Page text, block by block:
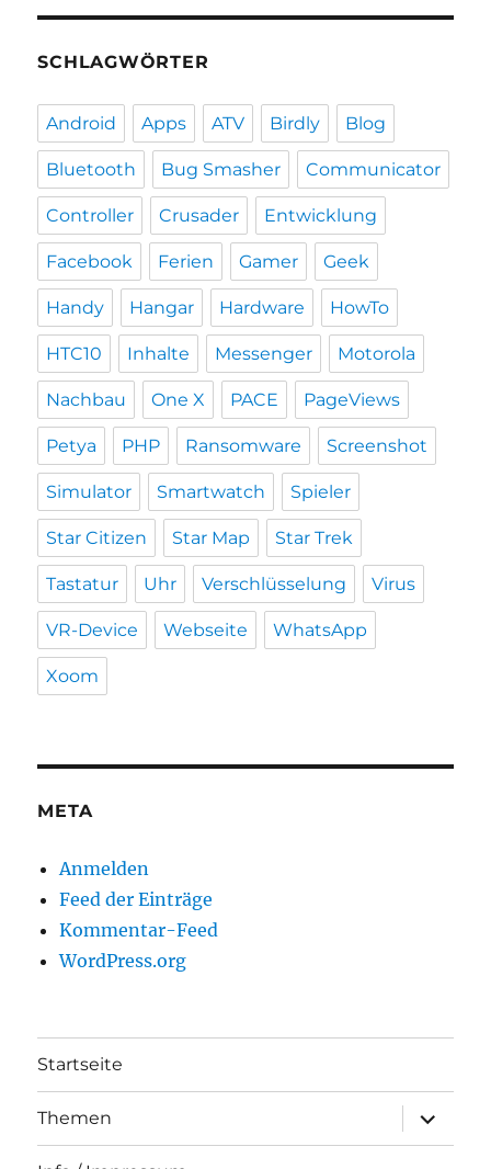
SCHLAGWÖRTER
Android Apps ATV Birdly Blog
Bluetooth Bug Smasher Communicator
Controller Crusader Entwicklung
Facebook Ferien Gamer Geek
Handy Hangar Hardware HowTo
HTC10 Inhalte Messenger Motorola
Nachbau One X PACE PageViews
Petya PHP Ransomware Screenshot
Simulator Smartwatch Spieler
Star Citizen Star Map Star Trek
Tastatur Uhr Verschlüsselung Virus
VR-Device Webseite WhatsApp
Xoom
META
Anmelden
Feed der Einträge
Kommentar-Feed
WordPress.org
Startseite
Themen
anzeigen